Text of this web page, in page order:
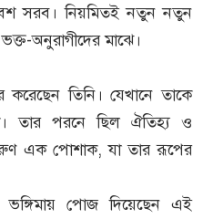
সরব। নিয়মিতই নতুন নতুন
অনুরাগীদের মাঝে।
তিনি। যেখানে তাকে
তার পরনে ছিল ঐতিহ্য ও
এক পোশাক, যা তার রূপের
ভঙ্গিমায় পোজ দিয়েছেন এই